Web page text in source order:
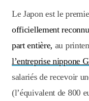
Le Japon est le
officiellement
part entière, au
l’entreprise nippone
salariés de recevoir
(l’équivalent de 800